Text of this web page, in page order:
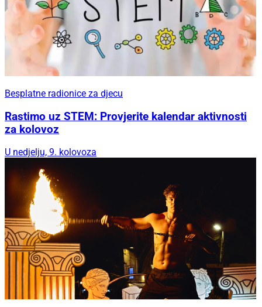
Besplatne radionice za djecu
Rastimo uz STEM: Provjerite kalendar aktivnosti
za kolovoz
U nedjelju, 9. kolovoza